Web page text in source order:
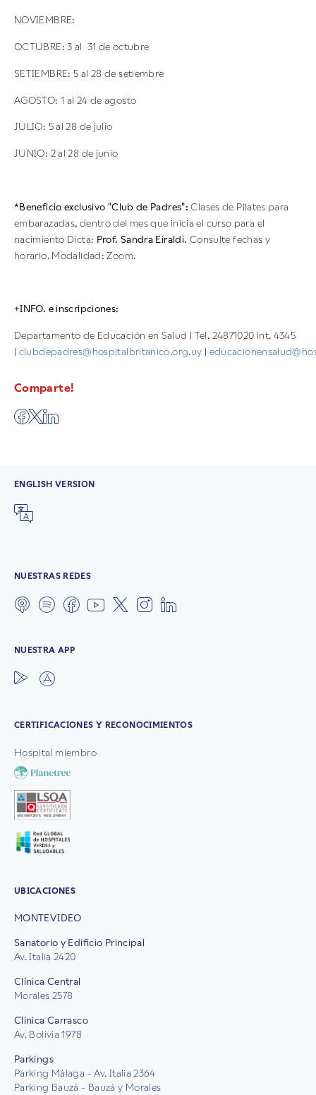
NOVIEMBRE:
OCTUBRE: 3 al 31 de octubre
SETIEMBRE: 5 al 28 de setiembre
AGOSTO: 1 al 24 de agosto
JULIO: 5 al 28 de julio
JUNIO: 2 al 28 de junio
*Beneficio exclusivo "Club de Padres": Clases de Pilates para
embarazadas, dentro del mes que inicia el curso para el
nacimiento Dicta: Prof. Sandra Eiraldi. Consulte fechas y
horario. Modalidad: Zoom.
+INFO. e inscripciones:
Departamento de Educación en Salud | Tel. 24871020 int. 4345
| clubdepadres@hospitalbritanico.org.uy |
Comparte!
ENGLISH VERSION
NUESTRAS REDES
NUESTRA APP
CERTIFICACIONES Y RECONOCIMIENTOS
Hospital miembro
UBICACIONES
MONTEVIDEO
Sanatorio y Edificio Principal
Av. Italia 2420
Clínica Central
Morales 2578
Clínica Carrasco
Av. Bolivia 1978
Parkings
Parking Málaga - Av. Italia 2364
Parking Bauzá - Bauzá y Morales